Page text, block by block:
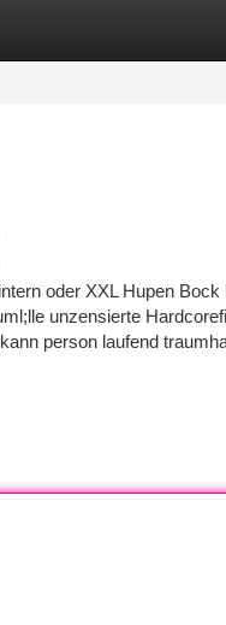
oder XXL Hupen
unzensierte
person laufend